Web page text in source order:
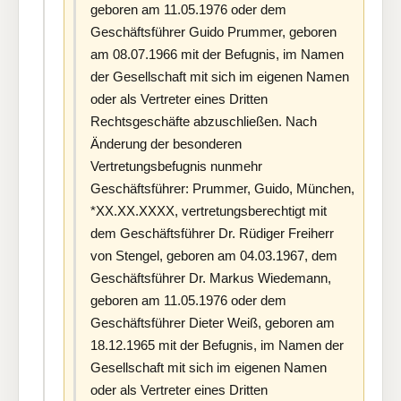
geboren am 11.05.1976 oder dem
Geschäftsführer Guido Prummer, geboren
am 08.07.1966 mit der Befugnis, im Namen
der Gesellschaft mit sich im eigenen Namen
oder als Vertreter eines Dritten
Rechtsgeschäfte abzuschließen. Nach
Änderung der besonderen
Vertretungsbefugnis nunmehr
Geschäftsführer: Prummer, Guido, München,
*XX.XX.XXXX, vertretungsberechtigt mit
dem Geschäftsführer Dr. Rüdiger Freiherr
von Stengel, geboren am 04.03.1967, dem
Geschäftsführer Dr. Markus Wiedemann,
geboren am 11.05.1976 oder dem
Geschäftsführer Dieter Weiß, geboren am
18.12.1965 mit der Befugnis, im Namen der
Gesellschaft mit sich im eigenen Namen
oder als Vertreter eines Dritten